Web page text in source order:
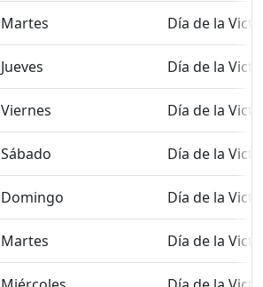
Martes Día de la
Jueves Día de la
Viernes Día de la
Sábado Día de la
Domingo Día de la
Martes Día de la